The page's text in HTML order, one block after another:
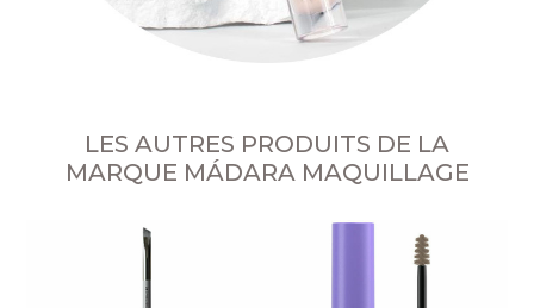
LES AUTRES PRODUITS DE LA
MARQUE MÁDARA MAQUILLAGE